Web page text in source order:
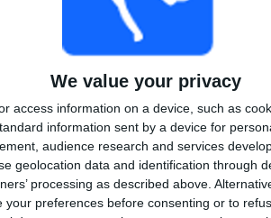
We value your privacy
access information on a device, such as
information sent by a device for
audience research and services
geolocation data and identification through
processing as described above.
preferences before consenting or to
無料試合なし
1
試合ごとのチャ
ンネル
26
Total equipos
無料放送の試合数によるチームランキング